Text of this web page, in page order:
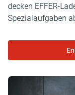
decken EFFER-
Spezialaufgaben